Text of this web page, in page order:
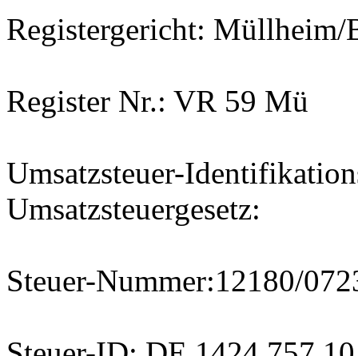
Registergericht: Müllheim/
Register Nr.: VR 59 Mü
Umsatzsteuer-
Umsatzsteuergesetz:
Steuer-Nummer:12180/